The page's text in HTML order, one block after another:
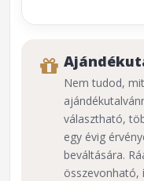
Nem tudod,
választható,
egy évig
beváltására.
összevonható,